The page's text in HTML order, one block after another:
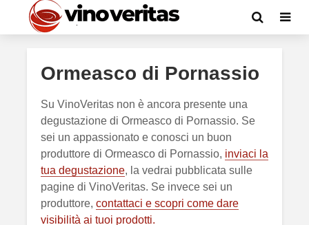
Ormeasco di Pornassio
Su VinoVeritas non è ancora presente una
degustazione di Ormeasco di Pornassio. Se
sei un appassionato e conosci un buon
produttore di Ormeasco di Pornassio, inviaci la
tua degustazione, la vedrai pubblicata sulle
pagine di VinoVeritas. Se invece sei un
produttore, contattaci e scopri come dare
visibilità ai tuoi prodotti.